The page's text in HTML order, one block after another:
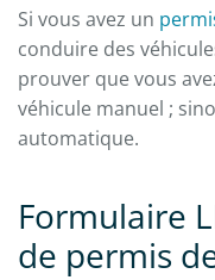
Si vous avez un
conduire des
prouver que vous
véhicule manuel ;
automatique.
Formulaire
de permis